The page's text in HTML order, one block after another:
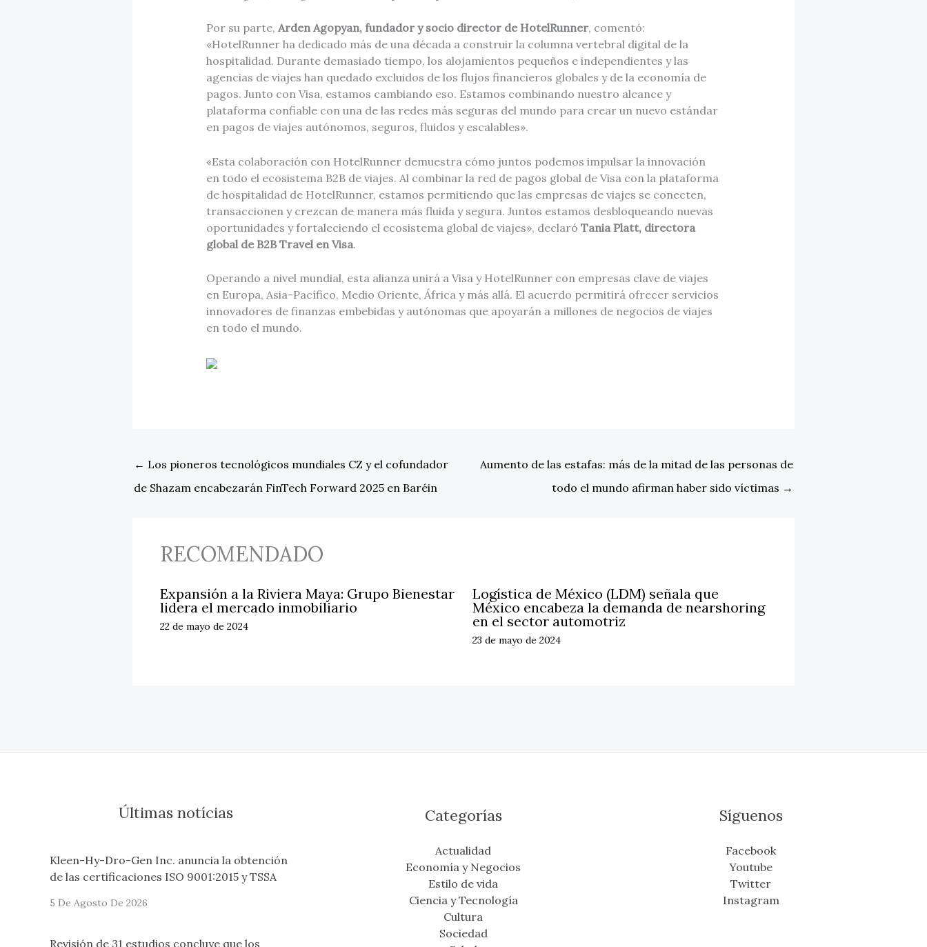
Por su parte, Arden Agopyan, fundador y socio director de HotelRunner, comentó:
«HotelRunner ha dedicado más de una década a construir la columna vertebral digital de la
hospitalidad. Durante demasiado tiempo, los alojamientos pequeños e independientes y las
agencias de viajes han quedado excluidos de los flujos financieros globales y de la economía de
pagos. Junto con Visa, estamos cambiando eso. Estamos combinando nuestro alcance y
plataforma confiable con una de las redes más seguras del mundo para crear un nuevo estándar
en pagos de viajes autónomos, seguros, fluidos y escalables».
«Esta colaboración con HotelRunner demuestra cómo juntos podemos impulsar la innovación
en todo el ecosistema B2B de viajes. Al combinar la red de pagos global de Visa con la plataforma
de hospitalidad de HotelRunner, estamos permitiendo que las empresas de viajes se conecten,
transaccionen y crezcan de manera más fluida y segura. Juntos estamos desbloqueando nuevas
oportunidades y fortaleciendo el ecosistema global de viajes», declaró Tania Platt, directora
global de B2B Travel en Visa.
Operando a nivel mundial, esta alianza unirá a Visa y HotelRunner con empresas clave de viajes
en Europa, Asia-Pacífico, Medio Oriente, África y más allá. El acuerdo permitirá ofrecer servicios
innovadores de finanzas embebidas y autónomas que apoyarán a millones de negocios de viajes
en todo el mundo.
← Los pioneros tecnológicos mundiales CZ y el cofundador
de Shazam encabezarán FinTech Forward 2025 en Baréin
Aumento de las estafas: más de la mitad de las personas de
todo el mundo afirman haber sido víctimas →
RECOMENDADO
Expansión a la Riviera Maya: Grupo Bienestar
lidera el mercado inmobiliario
22 de mayo de 2024
Logística de México (LDM) señala que
México encabeza la demanda de nearshoring
en el sector automotriz
23 de mayo de 2024
Últimas notícias
Kleen-Hy-Dro-Gen Inc. anuncia la obtención
de las certificaciones ISO 9001:2015 y TSSA
5 De Agosto De 2026
Revisión de 31 estudios concluye que los
Categorías
Actualidad
Economía y Negocios
Estilo de vida
Ciencia y Tecnología
Cultura
Sociedad
Síguenos
Facebook
Youtube
Twitter
Instagram